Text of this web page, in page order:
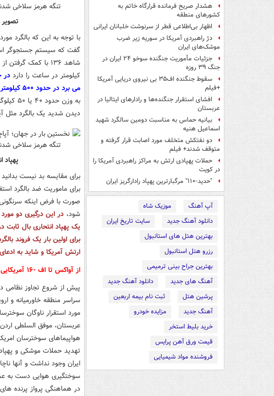
هشدار صریح فرمانده قرارگاه خاتم‌ به
کشورهای منطقه
اظهار بی‌اطلاعی قطر از سرنوشت خلبانان ایرانی
دژ راهبردی آمریکا در سوریه زیر ضرب
موشک‌های ایران
جزئیات مأموریت جنگنده سوخو ۲۴ ایران در
جنگ ۳۹ روزه
سقوط جنگنده اف۳۵ بی نیروی دریایی آمریکا
+فیلم
افشای استقرار جنگنده‌ها و رادارهای ایتالیا در
عربستان
بیانیه حماس به مناسبت دومین سالگرد شهید
اسماعیل هنیه
دو نفتکش متخلف مورد اصابت قرار گرفته و
متوقف شدند+ فیلم
حملات پهپادی ارتش به مراکز راهبردی آمریکا را
در کویت
"حدید-۱۱۰" مرگبارترین پهپاد رادارگریز ایران
آپ آهنگ
موزیک شاه
دانلود آهنگ جدید
سایت تاریخ ایران
بهترین هتل های استانبول
رزرو هتل استانبول
بهترین جراح بینی ترمیمی
آهنگ های جدید
دانلود آهنگ جدید
پرشین هتل
ثبت نام بیمه اربعین
آهنگ جدید
مزایده خودرو
خرید بلیط استخر
قیمت ورق آهن پرایس
فروشنده مواد شیمیایی
تصویر منتسب
با توجه به این که بالگرد
گفت که سیستم جستجوگر
کیلومتر در ساعت را دارد
می برد در حدود ۵۰۰ کیلومتر بر ساعت است.
به
دیدن شدید یک بالگرد مثل
پهپاد انتحاری
برای مقایسه بد نیست
صورت با فرض اینکه
شود، در این درگیری دو
یک پهپاد انتحاری بال ثابت
ارتش آمریکا و شاید به
از آواکس تا اف -۱۶ آمریکایی در تیررس شاهد
پیش از شروع تجاوز نظامی
سراسر منطقه خاورمیانه و
مورد استقرار ناوگان
عربستان، موفق السلطی
هواپیماهای سوخترسان
تهدید حملات موشکی و
سوختگیری هوایی دست به
در هماهنگی پرواز پرنده